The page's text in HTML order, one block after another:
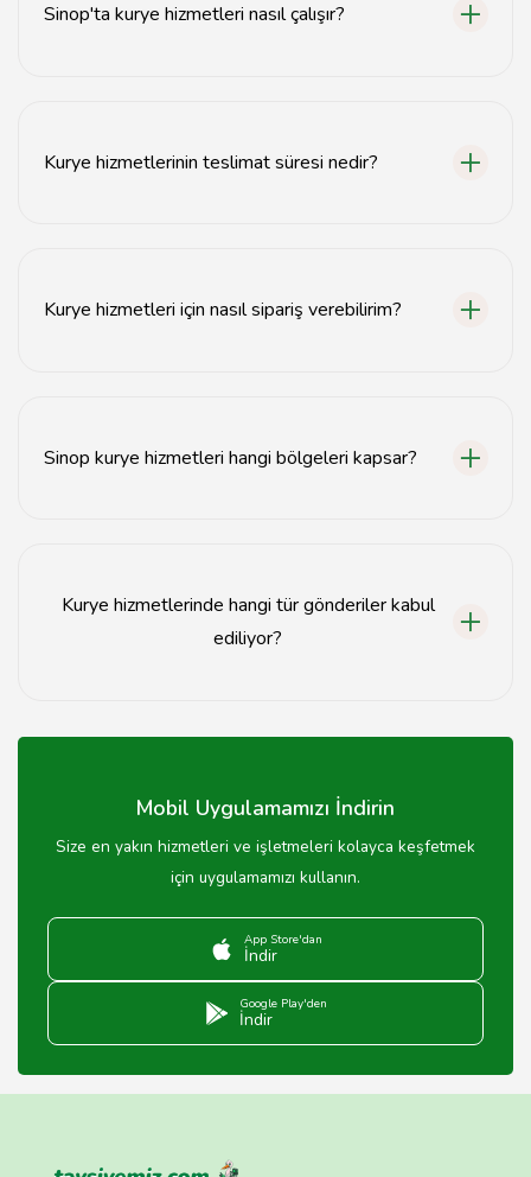
Sinop'ta kurye hizmetleri nasıl çalışır?
Kurye hizmetlerinin teslimat süresi nedir?
Kurye hizmetleri için nasıl sipariş verebilirim?
Sinop kurye hizmetleri hangi bölgeleri kapsar?
Kurye hizmetlerinde hangi tür gönderiler kabul
ediliyor?
türde gönderiler kabul edilmektedir.
Mobil Uygulamamızı İndirin
Size en yakın hizmetleri ve işletmeleri kolayca keşfetmek
için uygulamamızı kullanın.
App Store'dan
İndir
Google Play'den
İndir